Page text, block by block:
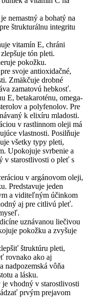
je nemastný a bohatý na
štrukturálnu integritu
vitamín E, chráni
tón pleti.
pokožku.
pre svoje antioxidačné,
Zmäkčuje drobné
zamatovú hebkosť.
E, betakaroténu, omega-
a polyfenolov. Pre
k elixíru mladosti.
v rastlinnom oleji má
vlastnosti. Posilňuje
všetky typy pleti,
Upokojuje svrbenie a
v starostlivosti o pleť s
v argánovom oleji,
. Predstavuje jeden
a viditeľným účinkom
aj pre citlivú pleť.
uznávanou liečivou
pokožku a zvyšuje
štruktúru pleti,
rovnako ako aj
nadpozemská vôňa
a lásku.
vhodný v starostlivosti
prvým prejavom